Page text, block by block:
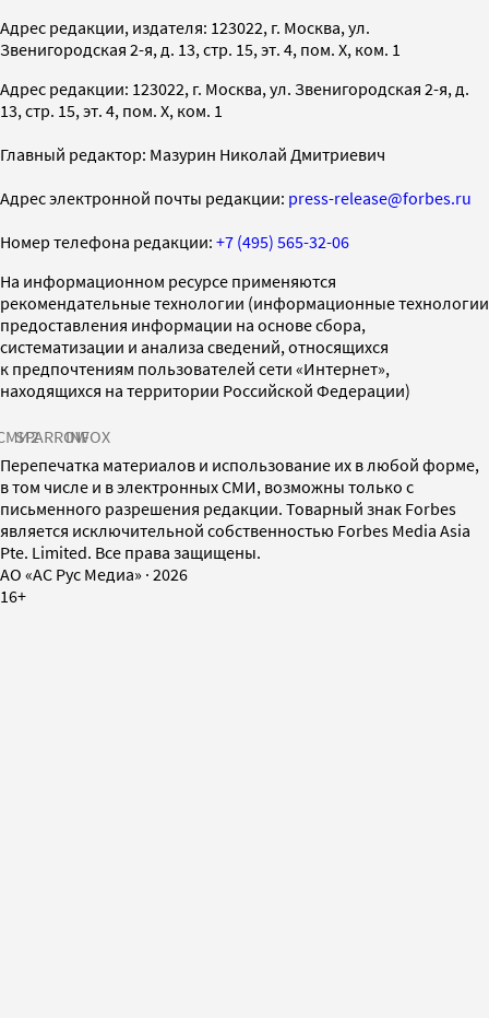
Адрес редакции, издателя: 123022, г. Москва, ул.
Звенигородская 2-я, д. 13, стр. 15, эт. 4, пом. X, ком. 1
Адрес редакции: 123022, г. Москва, ул. Звенигородская 2-я, д.
13, стр. 15, эт. 4, пом. X, ком. 1
Главный редактор: Мазурин Николай Дмитриевич
Адрес электронной почты редакции: press-release@forbes.ru
Номер телефона редакции: +7 (495) 565-32-06
На информационном ресурсе применяются
рекомендательные технологии (информационные технологии
предоставления информации на основе сбора,
систематизации и анализа сведений, относящихся
к предпочтениям пользователей сети «Интернет»,
находящихся на территории Российской Федерации)
SPARROWINFOX
Перепечатка материалов и использование их в любой форме,
в том числе и в электронных СМИ, возможны только с
письменного разрешения редакции. Товарный знак Forbes
является исключительной собственностью Forbes Media Asia
Pte. Limited. Все права защищены.
AO «АС Рус Медиа» · 2026
16+